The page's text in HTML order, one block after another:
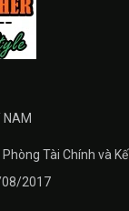
NAM
Tài Chính và Kế
08/2017